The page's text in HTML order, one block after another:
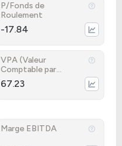
P/Fonds de
Roulement
-17.84
VPA (Valeur
Comptable par
Action)
67.23
Marge EBITDA